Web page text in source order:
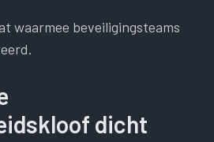
waarmee beveiligingsteams
dicht